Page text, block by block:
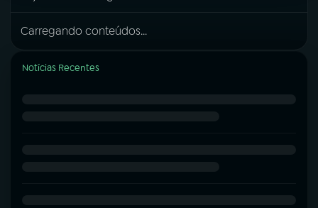
Carregando conteúdos...
Notícias Recentes